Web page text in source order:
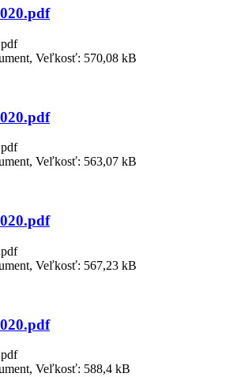
Veľkosť: 570,08 kB
Veľkosť: 563,07 kB
Veľkosť: 567,23 kB
Veľkosť: 588,4 kB